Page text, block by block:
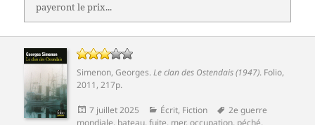
payeront le prix...
Simenon, Georges.Le clan des Ostendais (1947). Folio,
2011, 217p.
Publié
le
7 juillet 2025 Catégories
Écrit, Fiction
Mots-
clés
2e guerre
mondiale, bateau,fuite, mer,occupation, péché,